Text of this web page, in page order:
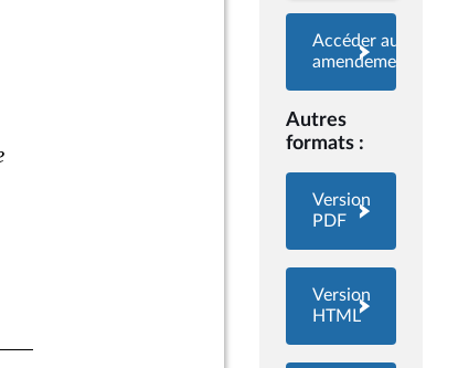
Accéder aux
amendements
Autres
formats :
Version
PDF
Version
HTML